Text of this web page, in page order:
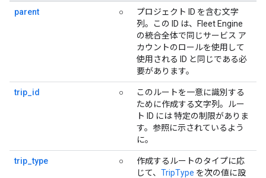
parent ○
プロジェクト ID を含む文字
列。この ID は、Fleet Engine
の統合全体で同じサービス ア
カウントのロールを使用して
使用される ID と同じである必
要があります。
trip_id ○
このルートを一意に識別する
ために作成する文字列。ルー
ト ID には 特定の制限がありま
す。参照に示されているよう
に。
trip_type ○
作成するルートのタイプに応
じて、 TripType を次の値に設